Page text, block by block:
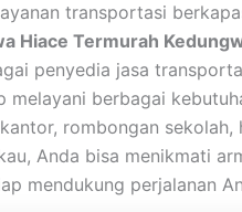
transportasi
Hiace Termurah
penyedia jasa
melayani berbagai
rombongan sekolah,
Anda bisa menikmati
mendukung perjalanan